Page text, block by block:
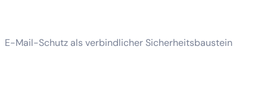
E-Mail-Schutz als verbindlicher Sicherheitsbaustein